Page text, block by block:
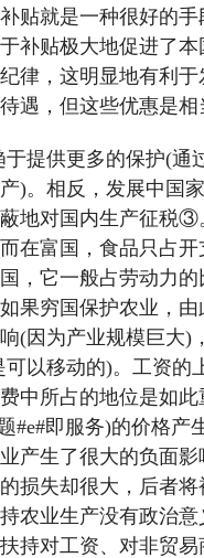
贴就是一种很好的
补贴极大地促进了
律，这明显地有利
遇，但这些优惠是
提供更多的保护(通
)。相反，发展中国
地对国内生产征税
在富国，食品只占
，它一般占劳动力
果穷国保护农业，
(因为产业规模巨大)
可以移动的)。工资的
中所占的地位是如
#e#即服务)的价格产
产生了很大的负面
损失却很大，后者
农业生产没有政治
持对工资、对非贸